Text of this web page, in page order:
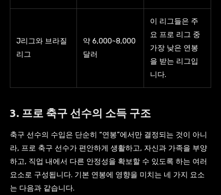
J리그와 브라질
리그
약 6,000~8,000
달러
이 리그들은 주
요 프로 리그 중
가장 낮은 연봉
을 받는 리그입
니다.
3. 프로 축구 선수의 소득 구조
축구 선수의 수입은 단순히 “연봉”에서만 결정되는 것이 아니
라, 프로 축구 선수가 편안하게 생활하고, 자신과 가족을 부양
하고, 직업 내에서 다른 안정성을 확보할 수 있도록 하는 여러
요소로 구성됩니다. 기본 연봉에 영향을 미치는 네 가지 요소
는 다음과 같습니다.